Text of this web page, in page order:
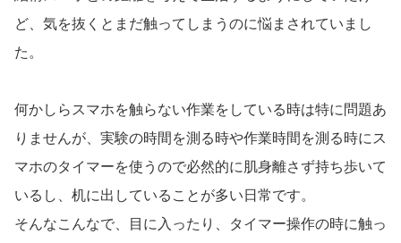
ど、気を抜くとまだ触ってしまうのに悩まされていまし
た。
何かしらスマホを触らない作業をしている時は特に問題あ
りませんが、実験の時間を測る時や作業時間を測る時にス
マホのタイマーを使うので必然的に肌身離さず持ち歩いて
いるし、机に出していることが多い日常です。
そんなこんなで、目に入ったり、タイマー操作の時に触っ